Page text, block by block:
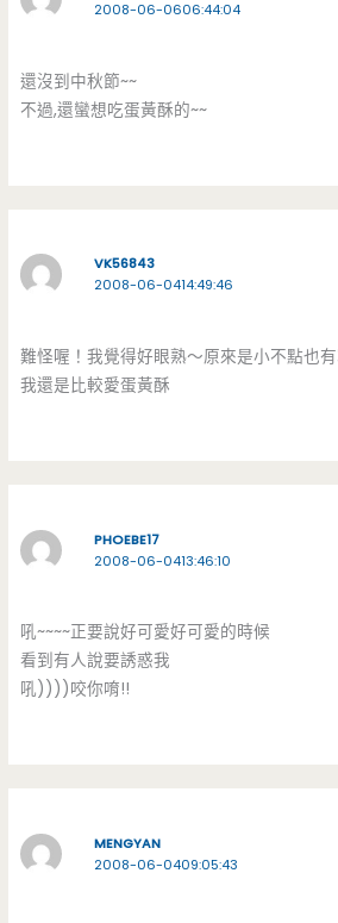
2008-06-0606:44:04
還沒到中秋節~~
不過,還蠻想吃蛋黃酥的~~
VK56843
2008-06-0414:49:46
難怪喔！我覺得好眼熟～原來是小不點也有
我還是比較愛蛋黃酥
PHOEBE17
2008-06-0413:46:10
吼~~~~正要說好可愛好可愛的時候
看到有人說要誘惑我
吼))))咬你唷!!
MENGYAN
2008-06-0409:05:43